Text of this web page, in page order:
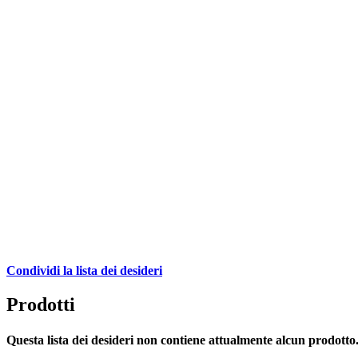
Condividi la lista dei desideri
Prodotti
Questa lista dei desideri non contiene attualmente alcun prodotto.